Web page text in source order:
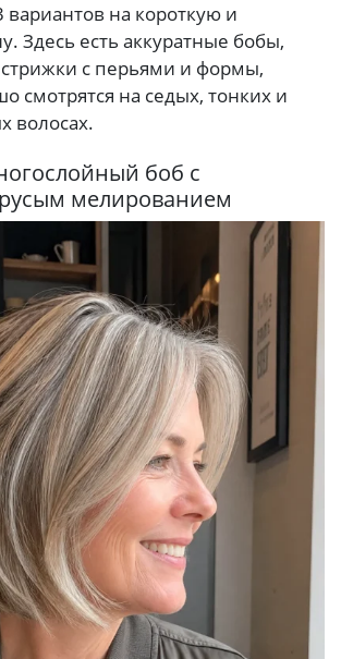
на короткую и
Здесь есть аккуратные бобы,
с перьями и формы,
смотрятся на седых, тонких и
волосах.
боб с
мелированием